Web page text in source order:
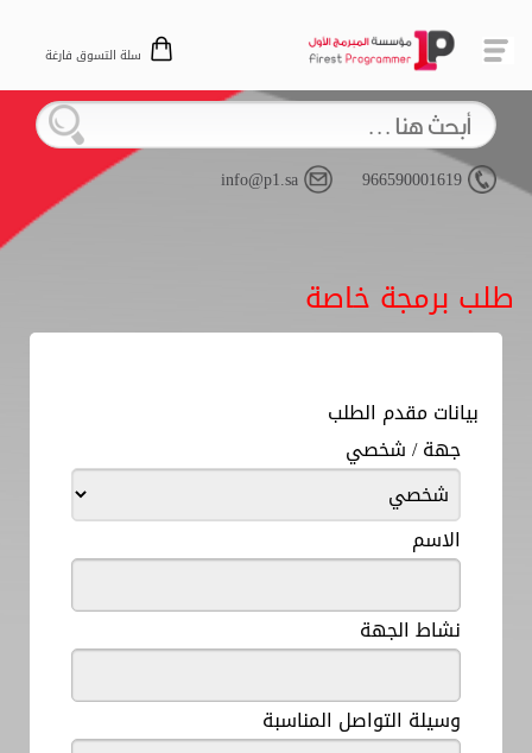
سلة التسوق فارغة
966590001619
info@p1.sa
طلب برمجة خاصة
بيانات مقدم الطلب
جهة / شخصي
الاسم
نشاط الجهة
وسيلة التواصل المناسبة